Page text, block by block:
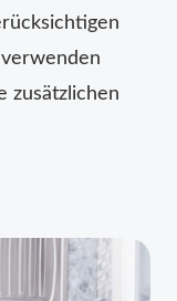
zusätzlichen